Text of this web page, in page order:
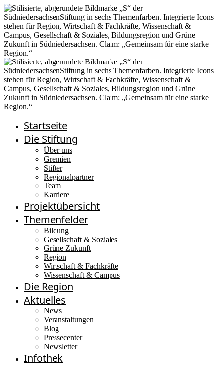
Startseite
Die Stiftung
Über uns
Gremien
Stifter
Regionalpartner
Team
Karriere
Projektübersicht
Themenfelder
Bildung
Gesellschaft & Soziales
Grüne Zukunft
Region
Wirtschaft & Fachkräfte
Wissenschaft & Campus
Die Region
Aktuelles
News
Veranstaltungen
Blog
Pressecenter
Newsletter
Infothek